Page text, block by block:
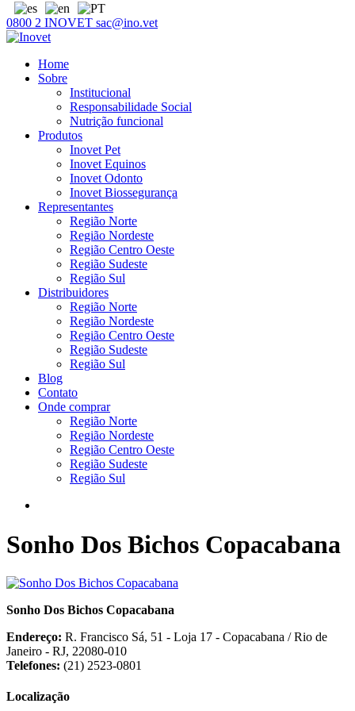
0800 2 INOVET sac@ino.vet
Home
Sobre
Institucional
Responsabilidade Social
Nutrição funcional
Produtos
Inovet Pet
Inovet Equinos
Inovet Odonto
Inovet Biossegurança
Representantes
Região Norte
Região Nordeste
Região Centro Oeste
Região Sudeste
Região Sul
Distribuidores
Região Norte
Região Nordeste
Região Centro Oeste
Região Sudeste
Região Sul
Blog
Contato
Onde comprar
Região Norte
Região Nordeste
Região Centro Oeste
Região Sudeste
Região Sul
Sonho Dos Bichos Copacabana
Sonho Dos Bichos Copacabana
Endereço: R. Francisco Sá, 51 - Loja 17 - Copacabana / Rio de
Janeiro - RJ, 22080-010
Telefones: (21) 2523-0801
Localização